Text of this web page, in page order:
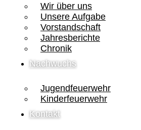
Wir über uns
Unsere Aufgabe
Vorstandschaft
Jahresberichte
Chronik
Nachwuchs
Jugendfeuerwehr
Kinderfeuerwehr
Kontakt